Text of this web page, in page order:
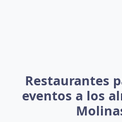
Restaurantes
eventos a los